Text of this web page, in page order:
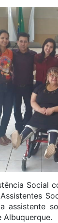
Social
assistente
Albuquerque.